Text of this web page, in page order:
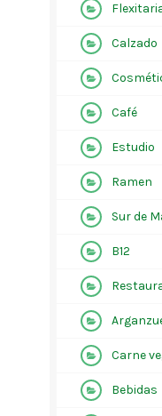
Calzado
Café
Estudio
Ramen
Sur de
B12
Carne
Bebidas